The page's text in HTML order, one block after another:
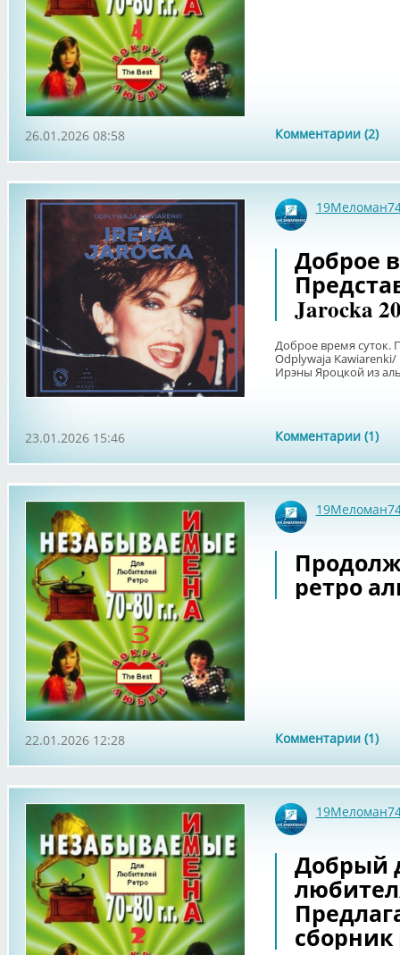
Комментарии (2)
26.01.2026 08:58
Доброе
Jarocka
Доброе время суток.
Odplywaja Kawiarenki/
Ирэны Яроцкой из
Комментарии (1)
23.01.2026 15:46
ретро
Комментарии (1)
22.01.2026 12:28
Добрый